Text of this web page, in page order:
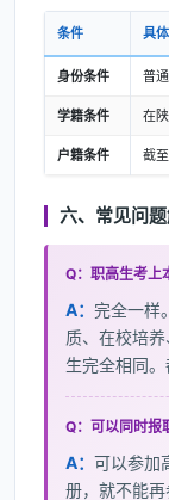
条件 具
身份条件 普
学籍条件 在
户籍条件 截
六、常见问题
Q：职高生考上
A： 完全一样
质、在校培
生完全相同。
Q：可以同时报
A： 可以参加
册，就不能